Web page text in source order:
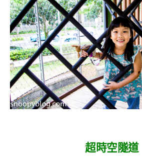
超時空隧道